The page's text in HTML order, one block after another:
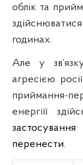
облік та
годинах.
Але у
агресією
приймання-
енергіїї
перенести.